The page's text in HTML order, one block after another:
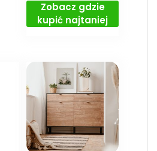
Zobacz gdzie
kupić najtaniej